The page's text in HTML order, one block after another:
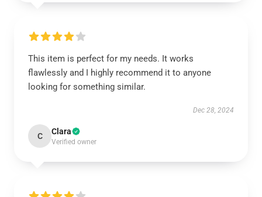
This item is perfect for my needs. It works
flawlessly and I highly recommend it to anyone
looking for something similar.
Dec 28, 2024
C Clara
Verified owner